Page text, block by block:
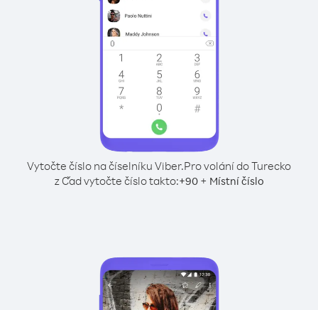
Vytočte číslo na číselníku Viber.Pro volání do Turecko
z Čad vytočte číslo takto:+90+ Místní číslo